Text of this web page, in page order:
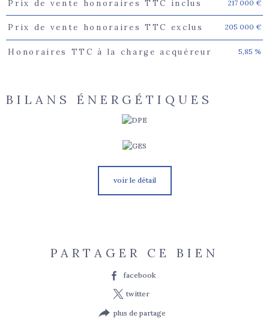
Caractéristiques Valeurs
Prix de vente honoraires TTC inclus 217 000 €
Prix de vente honoraires TTC exclus 205 000 €
Honoraires TTC à la charge acquéreur 5,85 %
BILANS ÉNERGÉTIQUES
voir le détail
PARTAGER CE BIEN
facebook
twitter
plus de partage